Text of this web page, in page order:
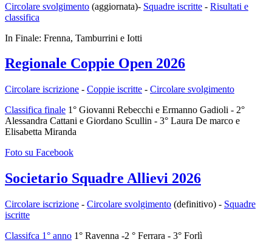
Circolare svolgimento (aggiornata)- Squadre iscritte - Risultati e
classifica
In Finale: Frenna, Tamburrini e Iotti
Regionale Coppie Open 2026
Circolare iscrizione - Coppie iscritte - Circolare svolgimento
Classifica finale 1° Giovanni Rebecchi e Ermanno Gadioli - 2°
Alessandra Cattani e Giordano Scullin - 3° Laura De marco e
Elisabetta Miranda
Foto su Facebook
Societario Squadre Allievi 2026
Circolare iscrizione - Circolare svolgimento (definitivo) - Squadre
iscritte
Classifca 1° anno 1° Ravenna -2 ° Ferrara - 3° Forlì